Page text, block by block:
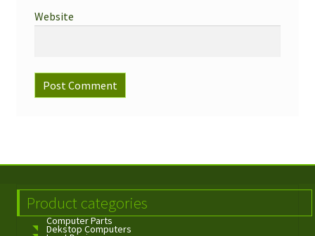
Website
Product categories
Computer Parts
Dekstop Computers